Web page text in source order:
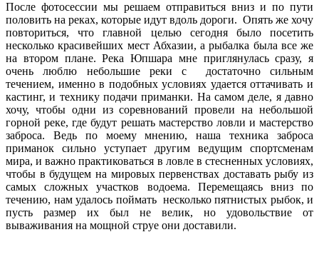
После фотосессии мы решаем отправиться вниз и по пути
половить на реках, которые идут вдоль дороги. Опять же хочу
повториться, что главной целью сегодня было посетить
несколько красивейших мест Абхазии, а рыбалка была все же
на втором плане. Река Юпшара мне приглянулась сразу, я
очень люблю небольшие реки с достаточно сильным
течением, именно в подобных условиях удается оттачивать и
кастинг, и технику подачи приманки. На самом деле, я давно
хочу, чтобы одни из соревнований провели на небольшой
горной реке, где будут решать мастерство ловли и мастерство
заброса. Ведь по моему мнению, наша техника заброса
приманок сильно уступает другим ведущим спортсменам
мира, и важно практиковаться в ловле в стесненных условиях,
чтобы в будущем на мировых первенствах доставать рыбу из
самых сложных участков водоема. Перемещаясь вниз по
течению, нам удалось поймать несколько пятнистых рыбок, и
пусть размер их был не велик, но удовольствие от
вываживания на мощной струе они доставили.